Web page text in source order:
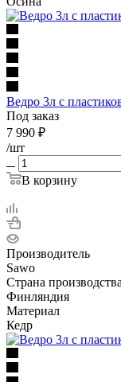
Ведро 3л с
Под заказ
7 990 ₽
/шт
В корзину
Производитель
Sawo
Страна производства
Финляндия
Материал
Кедр